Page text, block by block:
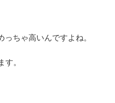
ちゃ高いんですよね。
す。